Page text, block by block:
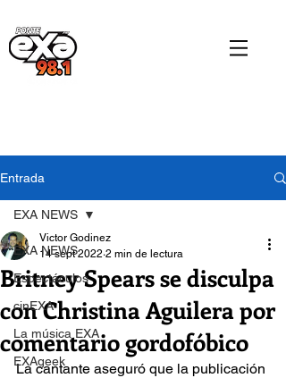
Entrada
EXA NEWS
Espectáculos
cinEXA
La música EXA
EXAgeek
EXA NEWS
Britney Spears se disculpa
con Christina Aguilera por
comentario gordofóbico
Victor Godinez
14 sept 2022 2 min de lectura
La cantante aseguró que la publicación